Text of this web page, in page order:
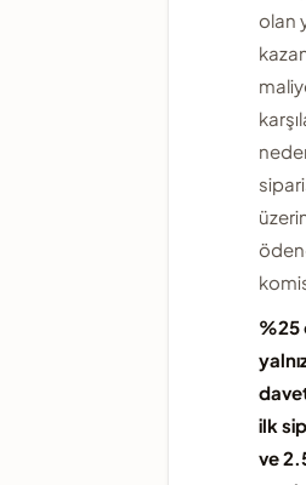
olan
%25
ilk
ve